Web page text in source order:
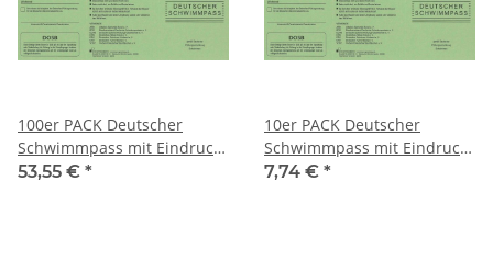
100er PACK Deutscher
Schwimmpass mit Eindruck
des DOSB Sportabzeichens,
53,55 € *
10er PACK Deutscher
Schwimmpass mit Eindruck
des DOSB Sportabzeichens,
7,74 € *